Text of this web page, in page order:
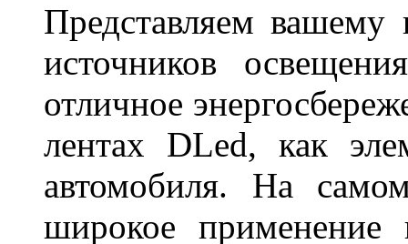
Представляем
источников
отличное
лентах DLed, как
автомобиля. На
широкое